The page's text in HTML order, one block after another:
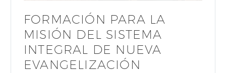
FORMACIÓN PARA LA
MISIÓN DEL SISTEMA
INTEGRAL DE NUEVA
EVANGELIZACIÓN